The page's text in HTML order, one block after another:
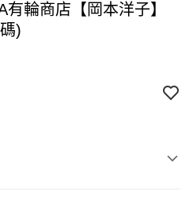
有輪商店【岡本洋子】
)